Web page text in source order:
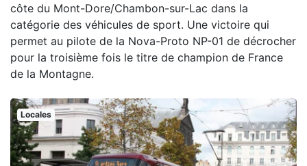
côte du Mont-Dore/Chambon-sur-Lac dans la
catégorie des véhicules de sport. Une victoire qui
permet au pilote de la Nova-Proto NP-01 de décrocher
pour la troisième fois le titre de champion de France
de la Montagne.
Locales